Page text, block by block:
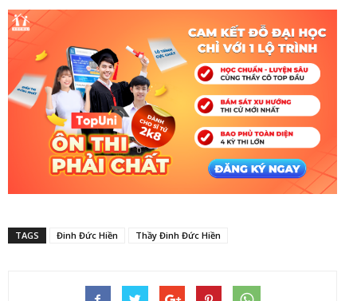
TAGS Đinh Đức Hiền Thầy Đinh Đức Hiền